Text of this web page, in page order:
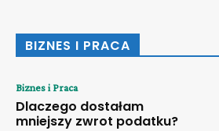
BIZNES I PRACA
Biznes i Praca
Dlaczego dostałam
mniejszy zwrot podatku?